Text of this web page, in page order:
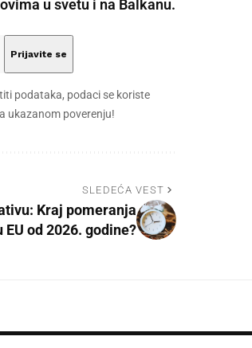
u svetu i na Balkanu.
podataka, podaci se koriste
ukazanom poverenju!
SLEDEĆA VEST
Kraj pomeranja
EU od 2026. godine?